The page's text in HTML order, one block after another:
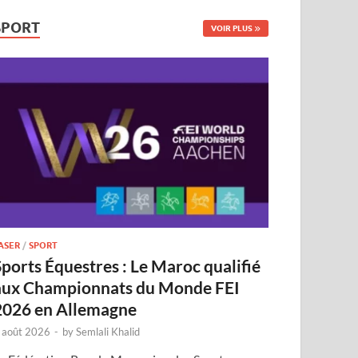
VOIR PLUS
/SPORT
Équestres : Le Maroc qualifié
Championnats du Monde FEI
en Allemagne
2026 - bySemlali Khalid